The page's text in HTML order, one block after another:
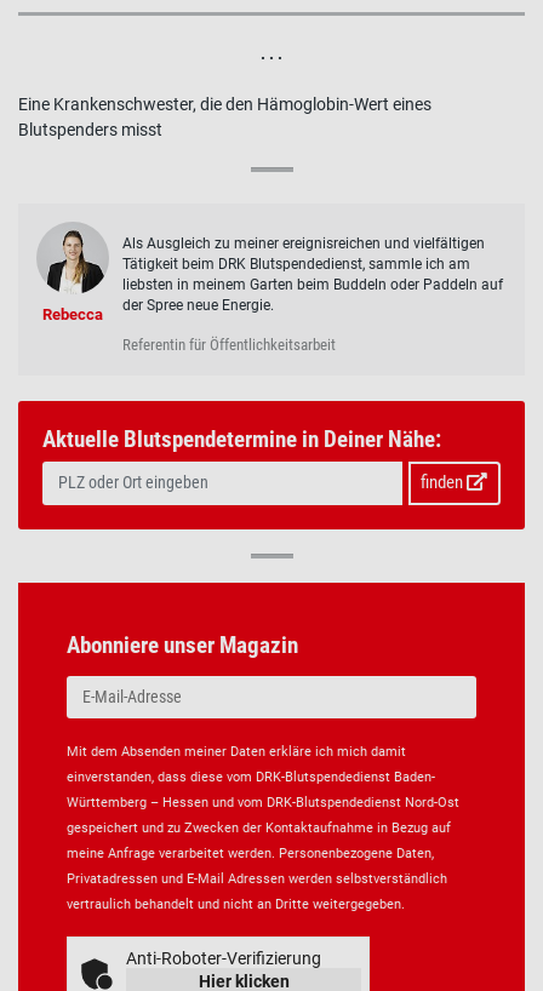
. . .
Eine Krankenschwester, die den Hämoglobin-Wert eines
Blutspenders misst
Rebecca
Als Ausgleich zu meiner ereignisreichen und vielfältigen
Tätigkeit beim DRK Blutspendedienst, sammle ich am
liebsten in meinem Garten beim Buddeln oder Paddeln auf
der Spree neue Energie.
Referentin für Öffentlichkeitsarbeit
Aktuelle Blutspendetermine in Deiner Nähe:
finden
Abonniere unser Magazin
Mit dem Absenden meiner Daten erkläre ich mich damit
einverstanden, dass diese vom DRK-Blutspendedienst Baden-
Württemberg – Hessen und vom DRK-Blutspendedienst Nord-Ost
gespeichert und zu Zwecken der Kontaktaufnahme in Bezug auf
meine Anfrage verarbeitet werden. Personenbezogene Daten,
Privatadressen und E-Mail Adressen werden selbstverständlich
vertraulich behandelt und nicht an Dritte weitergegeben.
Anti-Roboter-Verifizierung
Hier klicken